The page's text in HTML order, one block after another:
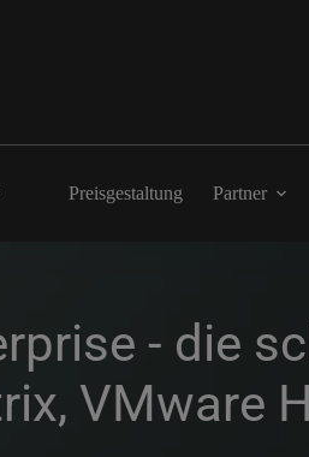
Preisgestaltung Partner
- die
VMware